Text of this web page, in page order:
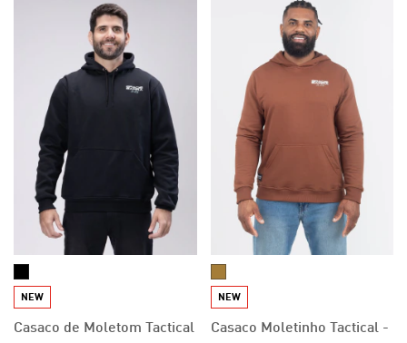
NEW
Casaco de Moletom Tactical
NEW
Casaco Moletinho Tactical -